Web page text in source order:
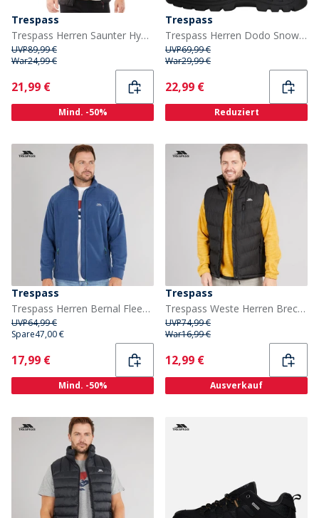
Trespass
Trespass Herren Saunter Hybrid gesteppte Jacke Schwarz
UVP89,99 €
War24,99 €
Current
21,99 €
Mind. -50%
Trespass
Trespass Herren Dodo Snow Snowboots/Winterstiefel Schwarz
UVP69,99 €
War29,99 €
Current
22,99 €
Reduziert
Trespass
Trespass Herren Bernal Fleecejacke mit durchgehendem Reißverschluss Marineblau
UVP64,99 €
Spare47,00 €
Current
17,99 €
Mind. -50%
Trespass
Trespass Weste Herren Brecker Gepolstert Wasserdicht Schwarz
UVP74,99 €
War16,99 €
Current
12,99 €
Ausverkauf